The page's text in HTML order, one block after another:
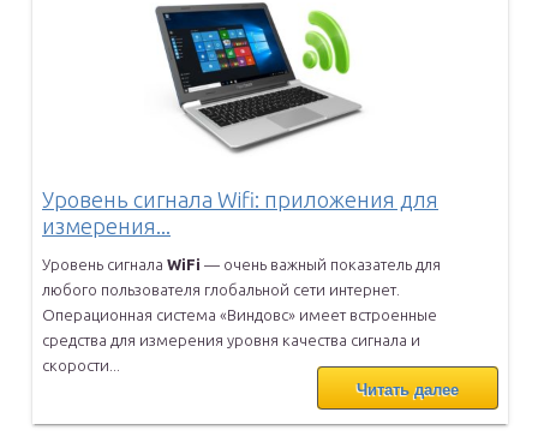
Уровень сигнала Wifi: приложения для
измерения...
Уровень сигнала WiFi — очень важный показатель для
любого пользователя глобальной сети интернет.
Операционная система «Виндовс» имеет встроенные
средства для измерения уровня качества сигнала и
скорости...
Читать далее